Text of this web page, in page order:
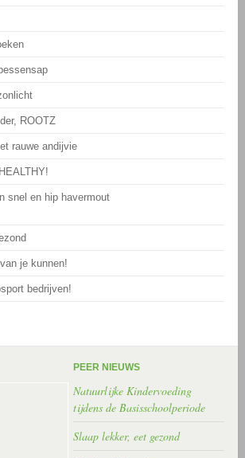
ROOTZ
rauwe andijvie
snel en hip havermout
je kunnen!
bedrijven!
PEER NIEUWS
Natuurlijke Kindervoeding
tijdens de Basisschoolperiode
Slaap lekker, eet gezond